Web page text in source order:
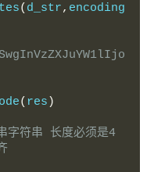
( d_str, encoding
( res )
字符串 长度必须是4